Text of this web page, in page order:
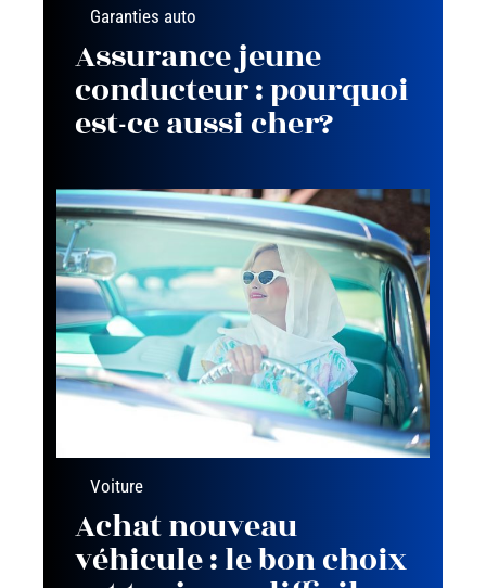
Garanties auto
Assurance jeune
conducteur : pourquoi
est-ce aussi cher?
Voiture
Achat nouveau
véhicule : le bon choix